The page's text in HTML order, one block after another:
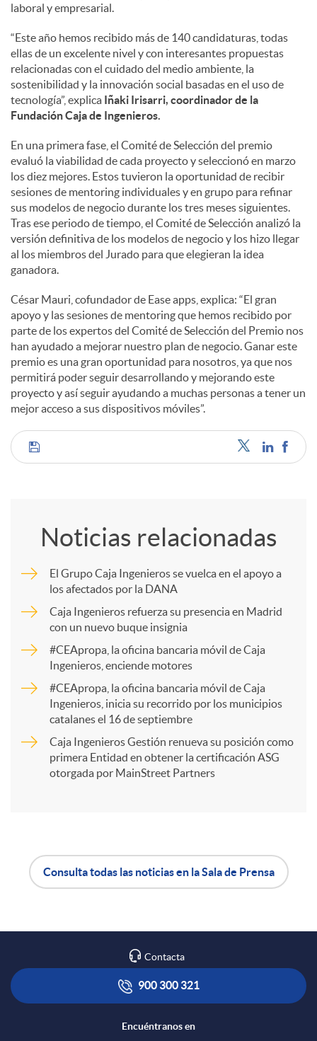
laboral y empresarial.
“Este año hemos recibido más de 140 candidaturas, todas
ellas de un excelente nivel y con interesantes propuestas
relacionadas con el cuidado del medio ambiente, la
sostenibilidad y la innovación social basadas en el uso de
tecnología”, explica Iñaki Irisarri, coordinador de la
Fundación Caja de Ingenieros.
En una primera fase, el Comité de Selección del premio
evaluó la viabilidad de cada proyecto y seleccionó en marzo
los diez mejores. Estos tuvieron la oportunidad de recibir
sesiones de mentoring individuales y en grupo para refinar
sus modelos de negocio durante los tres meses siguientes.
Tras ese periodo de tiempo, el Comité de Selección analizó la
versión definitiva de los modelos de negocio y los hizo llegar
al los miembros del Jurado para que elegieran la idea
ganadora.
César Mauri, cofundador de Ease apps, explica: “El gran
apoyo y las sesiones de mentoring que hemos recibido por
parte de los expertos del Comité de Selección del Premio nos
han ayudado a mejorar nuestro plan de negocio. Ganar este
premio es una gran oportunidad para nosotros, ya que nos
permitirá poder seguir desarrollando y mejorando este
proyecto y así seguir ayudando a muchas personas a tener un
mejor acceso a sus dispositivos móviles”.
C
p
a
r
t
R
e
Noticias relacionadas
El Grupo Caja Ingenieros se vuelca en el apoyo a
los afectados por la DANA
Caja Ingenieros refuerza su presencia en Madrid
con un nuevo buque insignia
#CEApropa, la oficina bancaria móvil de Caja
Ingenieros, enciende motores
#CEApropa, la oficina bancaria móvil de Caja
Ingenieros, inicia su recorrido por los municipios
catalanes el 16 de septiembre
Caja Ingenieros Gestión renueva su posición como
primera Entidad en obtener la certificación ASG
otorgada por MainStreet Partners
A
p
l
o
t
Consulta todas las noticias en la Sala de Prensa
Contacta
900 300 321
Encuéntranos en